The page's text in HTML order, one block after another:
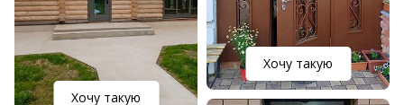
Хочу такую
Хочу такую